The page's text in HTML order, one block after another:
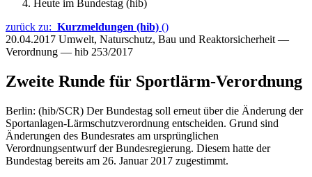
Heute im Bundestag (hib)
zurück zu: Kurzmeldungen (hib) ()
20.04.2017 Umwelt, Naturschutz, Bau und Reaktorsicherheit —
Verordnung — hib 253/2017
Zweite Runde für Sportlärm-Verordnung
Berlin: (hib/SCR) Der Bundestag soll erneut über die Änderung der
Sportanlagen-Lärmschutzverordnung entscheiden. Grund sind
Änderungen des Bundesrates am ursprünglichen
Verordnungsentwurf der Bundesregierung. Diesem hatte der
Bundestag bereits am 26. Januar 2017 zugestimmt.